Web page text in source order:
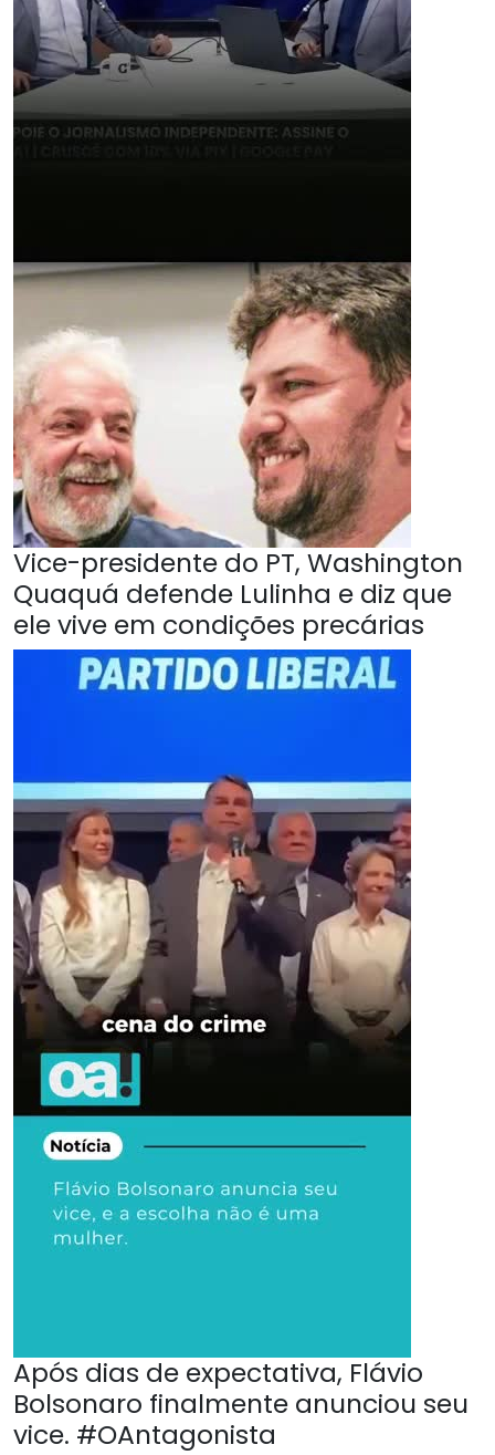
Vice-presidente do PT, Washington
Quaquá defende Lulinha e diz que
ele vive em condições precárias
Após dias de expectativa, Flávio
Bolsonaro finalmente anunciou seu
vice. #OAntagonista